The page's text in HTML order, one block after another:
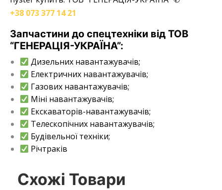
+38 073 377 14 21
Запчастини до спецтехніки від ТОВ
“ГЕНЕРАЦІЯ-УКРАЇНА”:
Дизельних навантажувачів;
Електричних навантажувачів;
Газових навантажувачів;
Міні навантажувачів;
Екскаваторів-навантажувачів;
Телескопічних навантажувачів;
Будівельної техніки;
Річтраків
Схожі Товари